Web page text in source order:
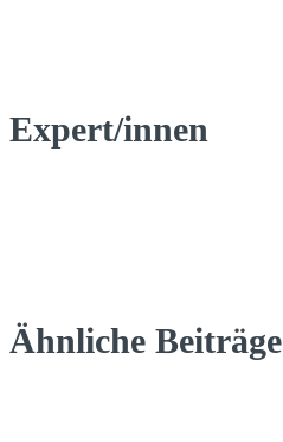
Expert/innen
Ähnliche Beiträge